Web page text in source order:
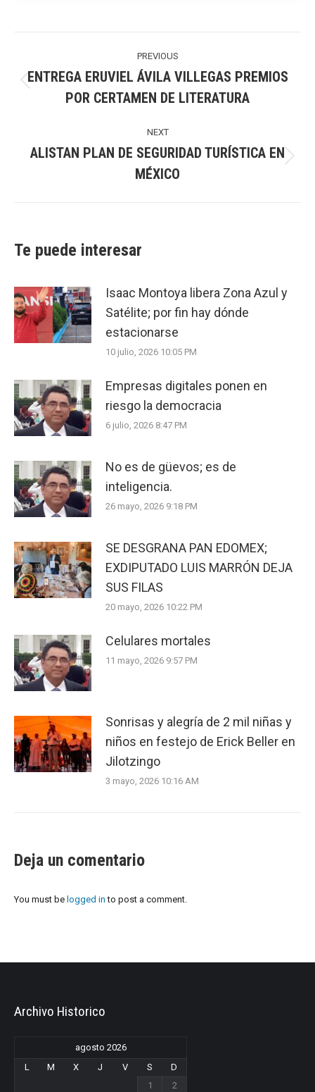
PREVIOUS
post:
ENTREGA ERUVIEL ÁVILA VILLEGAS PREMIOS
POR CERTAMEN DE LITERATURA
NEXT
post:
ALISTAN PLAN DE SEGURIDAD TURÍSTICA EN
MÉXICO
Te puede interesar
Isaac Montoya libera Zona Azul y
Satélite; por fin hay dónde
estacionarse
10 julio, 2026 10:05 PM
Empresas digitales ponen en
riesgo la democracia
6 julio, 2026 8:47 PM
No es de güevos; es de
inteligencia.
26 mayo, 2026 9:18 PM
SE DESGRANA PAN EDOMEX;
EXDIPUTADO LUIS MARRÓN DEJA
SUS FILAS
20 mayo, 2026 10:22 PM
Celulares mortales
11 mayo, 2026 9:57 PM
Sonrisas y alegría de 2 mil niñas y
niños en festejo de Erick Beller en
Jilotzingo
3 mayo, 2026 10:16 AM
Deja un comentario
You must be logged in to post a comment.
Archivo Historico
agosto 2026
L
M X J V S
D
1
2